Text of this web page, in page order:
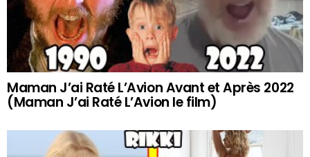
Maman J’ai Raté L’Avion Avant et Après 2022
(Maman J’ai Raté L’Avion le film)